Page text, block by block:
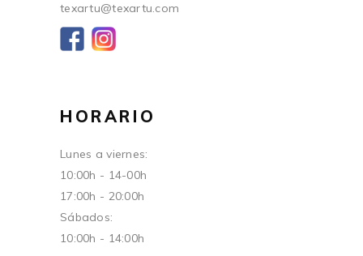
texartu@texartu.com
HORARIO
Lunes a viernes:
10:00h - 14-00h
17:00h - 20:00h
Sábados:
10:00h - 14:00h